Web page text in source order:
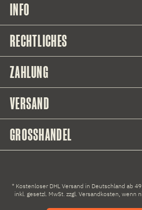
INFO
RECHTLICHES
ZAHLUNG
VERSAND
GROSSHANDEL
* Kostenloser DHL Versand in Deutschland ab
inkl. gesetzl. MwSt. zzgl. Versandkosten, wenn